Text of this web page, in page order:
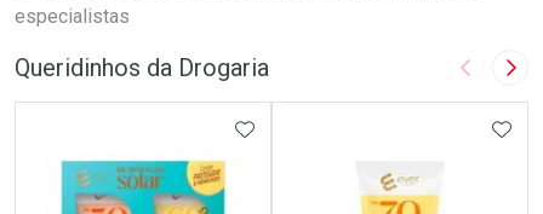
especialistas
Queridinhos da Drogaria Imagem
ADICIONAR AOS FAVORITOS